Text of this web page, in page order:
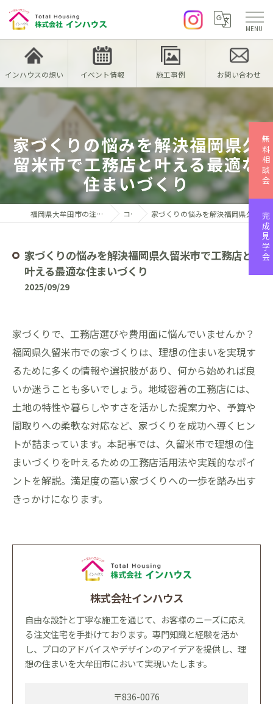
インハウスの想い イベント情報 施工事例 お問い合わせ
家づくりの悩みを解決福岡県久
留米市で工務店と叶える最適な
住まいづくり
福岡県大牟田市の注文住宅なら株式会社インハウス コラム 家づくりの悩みを解決福岡県久留米市で工務店と叶える最適な住まいづくり
家づくりの悩みを解決福岡県久留米市で工務店と
叶える最適な住まいづくり
2025/09/29
家づくりで、工務店選びや費用面に悩んでいませんか？
福岡県久留米市での家づくりは、理想の住まいを実現す
るために多くの情報や選択肢があり、何から始めれば良
いか迷うことも多いでしょう。地域密着の工務店には、
土地の特性や暮らしやすさを活かした提案力や、予算や
間取りへの柔軟な対応など、家づくりを成功へ導くヒン
トが詰まっています。本記事では、久留米市で理想の住
まいづくりを叶えるための工務店活用法や実践的なポイ
ントを解説。満足度の高い家づくりへの一歩を踏み出す
きっかけになります。
株式会社インハウス
自由な設計と丁寧な施工を通じて、お客様のニーズに応え
る注文住宅を手掛けております。専門知識と経験を活か
し、プロのアドバイスやデザインのアイデアを提供し、理
想の住まいを大牟田市において実現いたします。
〒836-0076
無料相談会
完成見学会